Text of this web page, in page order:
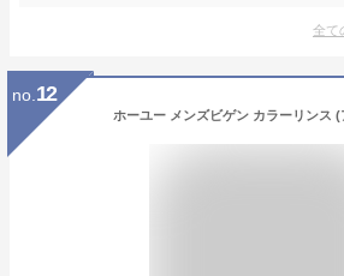
全て
no. 12
ホーユー メンズビゲン カラーリンス